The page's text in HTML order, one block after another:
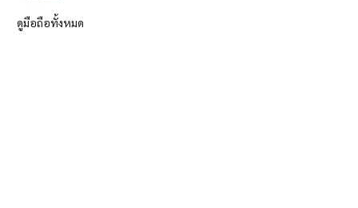
ดูมือถือทั้งหมด